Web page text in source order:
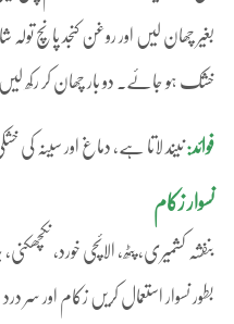
بغیر چھان لیں اور روغن کنجد پانچ
خشک ہو جائے۔ دو بار چھان کر رکھ
فوائد:نیند لاتا ہے، دماغ اور سینہ کی
نسوار زکام
بنفشہ کشمیری، پٹھ، الائچی خورد،
بطور نسوار استعمال کریں زکام اور سر